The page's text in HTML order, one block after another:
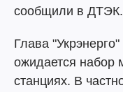
сообщили в ДТЭК.
Глава
ожидается набор
станциях. В